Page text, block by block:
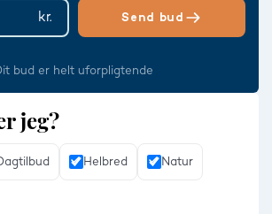
Send bud
bud er helt uforpligtende
jeg?
Helbred Natur